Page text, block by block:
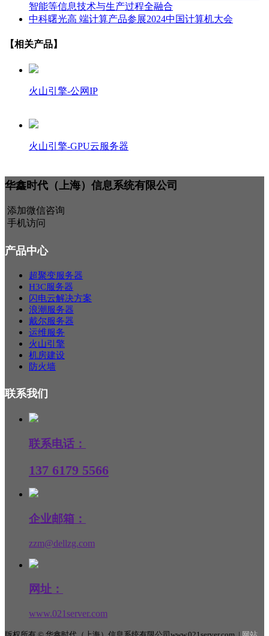
智能等信息技术与生产过程全融合
中科曙光高 端计算产品参展2024中国计算机大会
【相关产品】
火山引擎-公网IP
火山引擎-GPU云服务器
华鑫时代（上海）信息系统有限公司
添加微信咨询
手机访问
产品中心
超聚变服务器
H3C服务器
闪电云解决方案
浪潮服务器
戴尔服务器
运维服务
火山引擎
机房建设
防火墙
联系我们
联系电话：
137 6179 5566
企业邮箱：
zzm@dellzg.com
网址：
www.021server.com